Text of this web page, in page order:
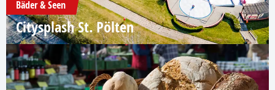
Bäder & Seen
Citysplash St. Pölten